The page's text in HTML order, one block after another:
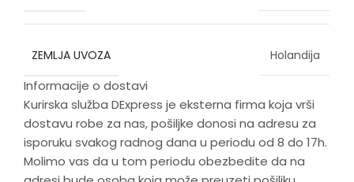
ZEMLJA UVOZA Holandija
Informacije o dostavi
Kurirska služba DExpress je eksterna firma koja vrši
dostavu robe za nas, pošiljke donosi na adresu za
isporuku svakog radnog dana u periodu od 8 do 17h.
Molimo vas da u tom periodu obezbedite da na